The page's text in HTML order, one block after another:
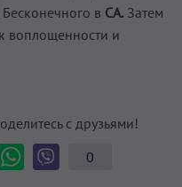
в СА. Затем
воплощенности и
с друзьями!
0